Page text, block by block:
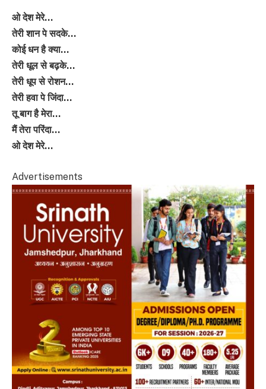
ओ देश मेरे…
तेरी शान पे सदके…
कोई धन है क्या…
तेरी धूल से बढ़के…
तेरी धूप से रोशन…
तेरी हवा पे जिंदा…
तू बाग है मेरा…
मैं तेरा परिंदा…
ओ देश मेरे…
Advertisements